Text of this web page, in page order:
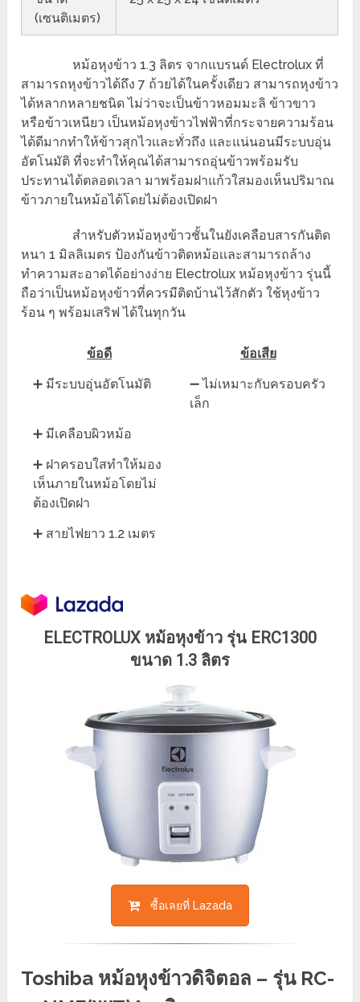
(เซนติเมตร)
หม้อหุงข้าว 1.3 ลิตร จากแบรนด์ Electrolux ที่
สามารถหุงข้าวได้ถึง 7 ถ้วยได้ในครั้งเดียว สามารถหุงข้าว
ได้หลากหลายชนิด ไม่ว่าจะเป็นข้าวหอมมะลิ ข้าวขาว
หรือข้าวเหนียว เป็นหม้อหุงข้าวไฟฟ้าที่กระจายความร้อน
ได้ดีมากทำให้ข้าวสุกไวเเละทั่วถึง และแน่นอนมีระบบอุ่น
อัตโนมัติ ที่จะทำให้คุณได้สามารถอุ่นข้าวพร้อมรับ
ประทานได้ตลอดเวลา มาพร้อมฝาแก้วใสมองเห็นปริมาณ
ข้าวภายในหม้อได้โดยไม่ต้องเปิดฝา
สำหรับตัวหม้อหุงข้าวชั้นในยังเคลือบสารกันติด
หนา 1 มิลลิเมตร ป้องกันข้าวติดหม้อเเละสามารถล้าง
ทำความสะอาดได้อย่างง่าย Electrolux หม้อหุงข้าว รุ่นนี้
ถือว่าเป็นหม้อหุงข้าวที่ควรมีติดบ้านไว้สักตัว ใช้หุงข้าว
ร้อน ๆ พร้อมเสริฟ ได้ในทุกวัน
ข้อดี
ข้อเสีย
➕ มีระบบอุ่นอัตโนมัติ
➖ ไม่เหมาะกับครอบครัว
เล็ก
➕ มีเคลือบผิวหม้อ
➕ ฝาครอบใสทำให้มอง
เห็นภายในหม้อโดยไม่
ต้องเปิดฝา
➕ สายไฟยาว 1.2 เมตร
ELECTROLUX หม้อหุงข้าว รุ่น ERC1300
ขนาด 1.3 ลิตร
ซื้อเลยที่ Lazada
Toshiba หม้อหุงข้าวดิจิตอล – รุ่น RC-